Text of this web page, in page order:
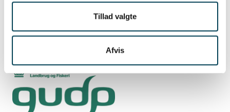
Tillad valgte
Afvis
mobil: 7220 2463, mail: clha@teknologisk.dk
Grum Gebreyesus, Tenure Track adjunkt, Aarhus
Universitet, mobil: 2234 7073, mail:
grum.gebreyesus@qgg.au.dk